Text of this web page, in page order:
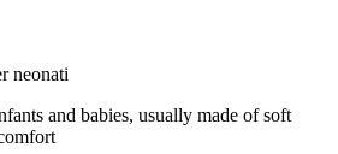
neonati
and babies, usually made of soft